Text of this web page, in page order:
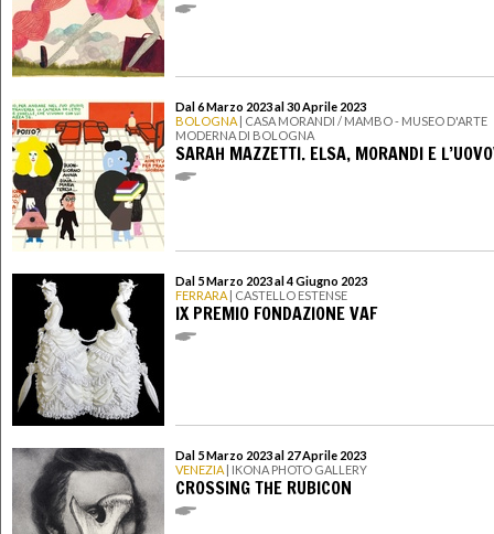
Dal 6 Marzo 2023 al 30 Aprile 2023
BOLOGNA | CASA MORANDI / MAMBO - MUSEO D'ARTE
MODERNA DI BOLOGNA
SARAH MAZZETTI. ELSA, MORANDI E
Dal 5 Marzo 2023 al 4 Giugno 2023
FERRARA | CASTELLO ESTENSE
IX PREMIO FONDAZIONE VAF
Dal 5 Marzo 2023 al 27 Aprile 2023
VENEZIA | IKONA PHOTO GALLERY
CROSSING THE RUBICON